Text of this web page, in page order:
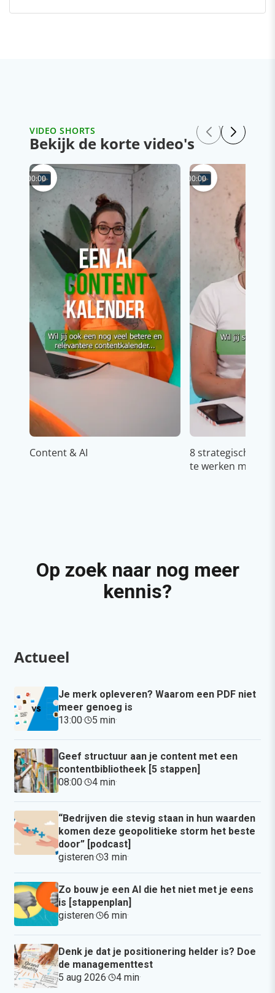
VIDEO SHORTS
Bekijk de korte video's
00:00
Content & AI
00:00
8 strategische
te werken met
Op zoek naar nog meer
kennis?
Actueel
Je merk opleveren? Waarom een PDF niet
meer genoeg is
13:00· 5 min·
Geef structuur aan je content met een
contentbibliotheek [5 stappen]
08:00· 4 min·
“Bedrijven die stevig staan in hun waarden
komen deze geopolitieke storm het beste
door” [podcast]
gisteren· 3 min·
Zo bouw je een AI die het niet met je eens
is [stappenplan]
gisteren· 6 min·
Denk je dat je positionering helder is? Doe
de managementtest
5 aug 2026· 4 min·